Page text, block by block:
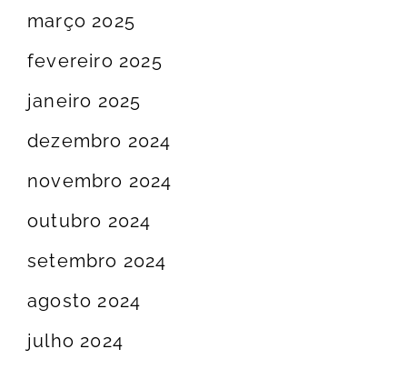
março 2025
fevereiro 2025
janeiro 2025
dezembro 2024
novembro 2024
outubro 2024
setembro 2024
agosto 2024
julho 2024